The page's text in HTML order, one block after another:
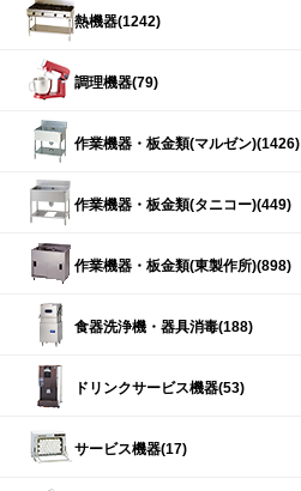
熱機器(1242)
調理機器(79)
作業機器・板金類(マルゼン)(1426)
作業機器・板金類(タニコー)(449)
作業機器・板金類(東製作所)(898)
食器洗浄機・器具消毒(188)
ドリンクサービス機器(53)
サービス機器(17)